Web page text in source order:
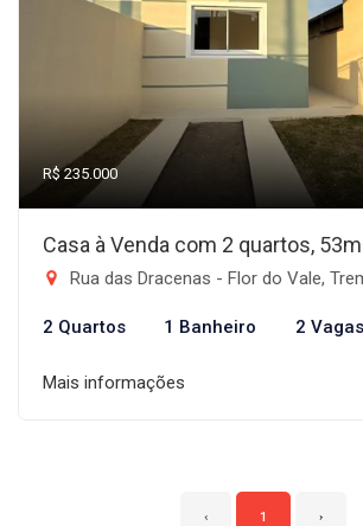
R$ 235.000
Casa à Venda com 2 quartos,
Rua das Dracenas - Flor do Vale,
2 Quartos 1 Banheiro 2 Vagas
Mais informações
‹ 1 ›